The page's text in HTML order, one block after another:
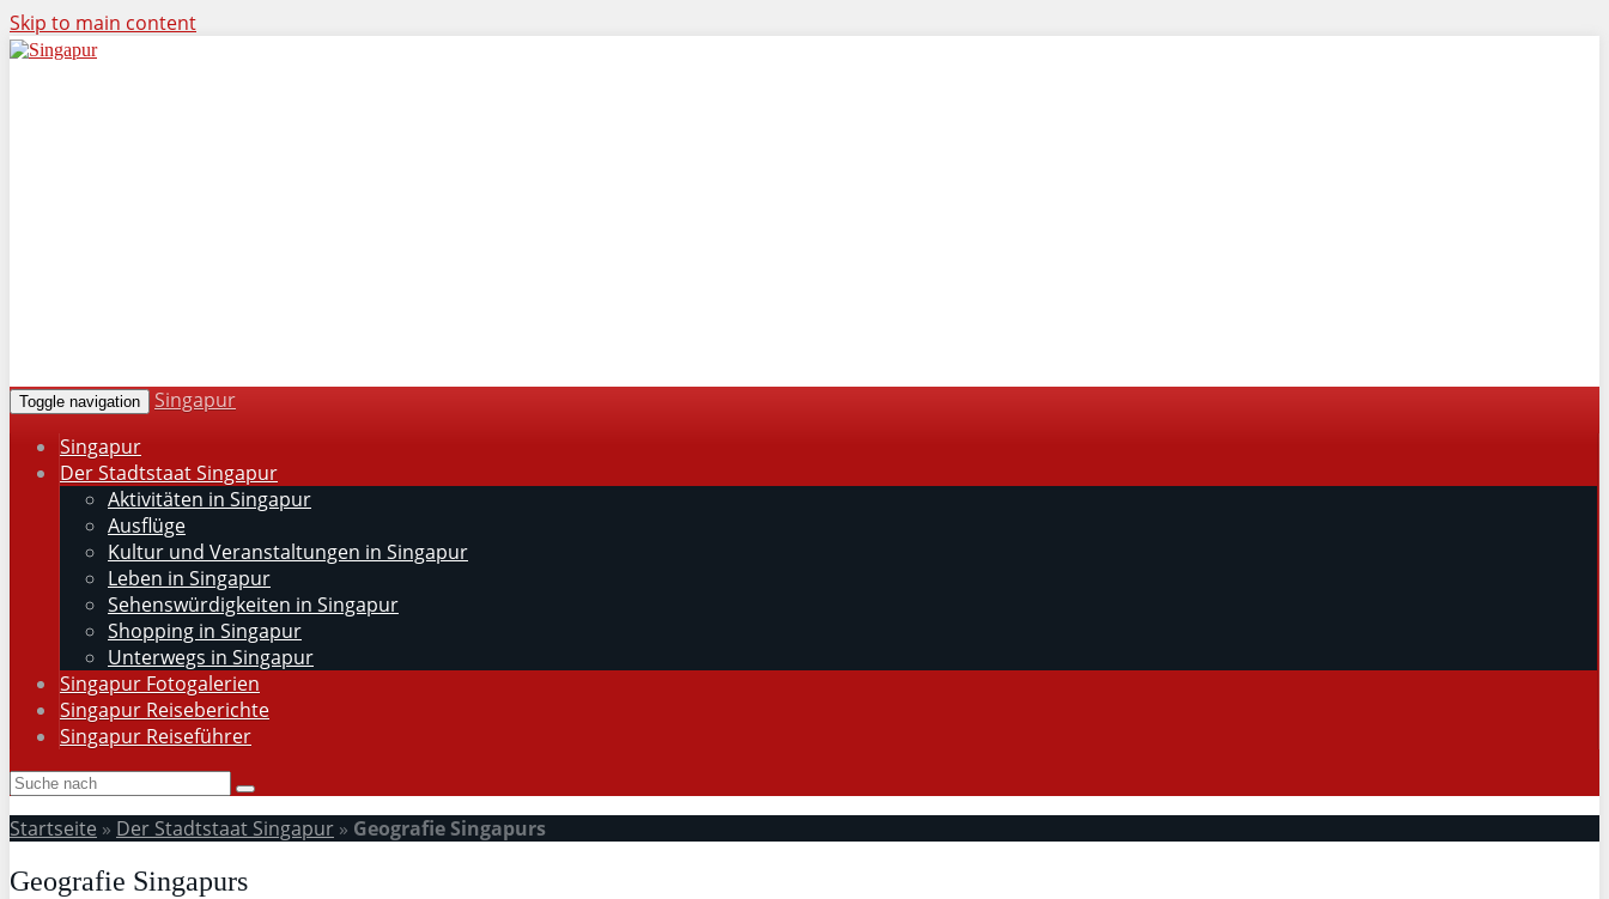
Skip to main content
Toggle navigation
Singapur
Singapur
Der Stadtstaat Singapur
Aktivitäten in Singapur
Ausflüge
Kultur und Veranstaltungen in Singapur
Leben in Singapur
Sehenswürdigkeiten in Singapur
Shopping in Singapur
Unterwegs in Singapur
Singapur Fotogalerien
Singapur Reiseberichte
Singapur Reiseführer
Startseite » Der Stadtstaat Singapur » Geografie Singapurs
Geografie Singapurs